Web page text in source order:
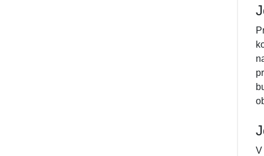
V